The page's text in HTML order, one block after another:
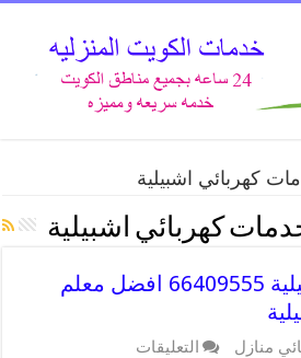
كهربائي اشبيلية
كهربائي اشبيلية
خدمة كهربائي اشبيلية 66409555 افضل معلم
منازل التعليقات